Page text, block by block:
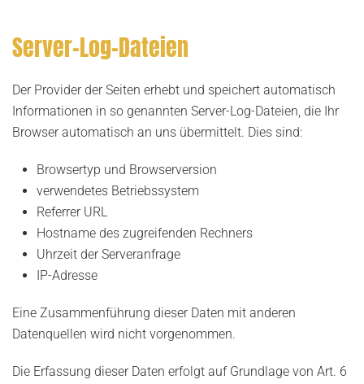
Server-Log-Dateien
Der Provider der Seiten erhebt und speichert automatisch
Informationen in so genannten Server-Log-Dateien, die Ihr
Browser automatisch an uns übermittelt. Dies sind:
Browsertyp und Browserversion
verwendetes Betriebssystem
Referrer URL
Hostname des zugreifenden Rechners
Uhrzeit der Serveranfrage
IP-Adresse
Eine Zusammenführung dieser Daten mit anderen
Datenquellen wird nicht vorgenommen.
Die Erfassung dieser Daten erfolgt auf Grundlage von Art. 6